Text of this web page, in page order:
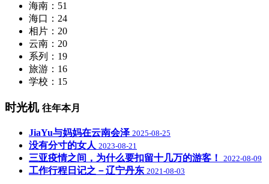
海南：51
海口：24
相片：20
云南：20
系列：19
旅游：16
学校：15
时光机 往年本月
JiaYu与妈妈在云南会泽 2025-08-25
没有分寸的女人 2023-08-21
三亚疫情之间，为什么要扣留十几万的游客！ 2022-08-09
工作行程日记之－辽宁丹东 2021-08-03